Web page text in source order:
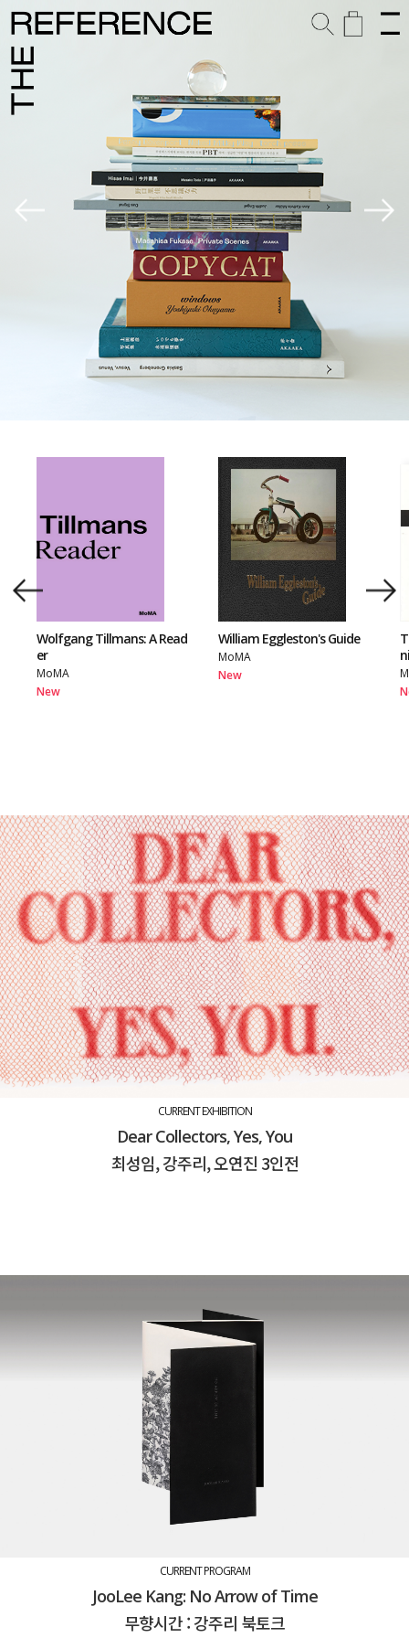
Wolfgang Tillmans: A Read
er
MoMA
New
William Eggleston's Guide
MoMA
New
CURRENT EXHIBITION
Dear Collectors, Yes, You
최성임, 강주리, 오연진 3인전
CURRENT PROGRAM
JooLee Kang: No Arrow of Time
무향시간 : 강주리 북토크